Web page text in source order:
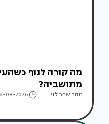
מה קורה לנוף
מתושביה?
זוהר שחר לוי 08-2026